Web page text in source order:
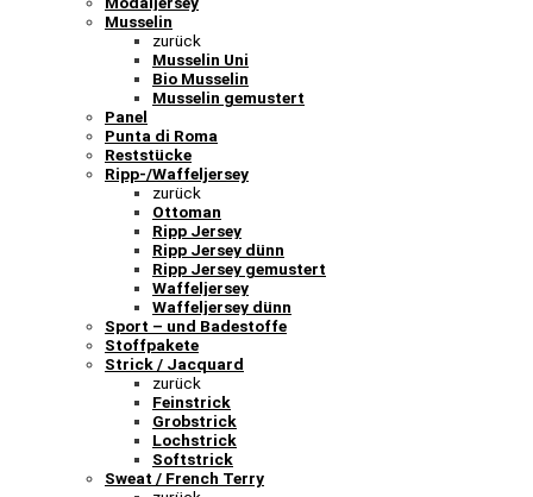
Musselin
zurück
Musselin Uni
Bio Musselin
Musselin gemustert
Panel
Punta di Roma
Reststücke
Ripp-/Waffeljersey
zurück
Ottoman
Ripp Jersey
Ripp Jersey dünn
Ripp Jersey gemustert
Waffeljersey
Waffeljersey dünn
Sport – und Badestoffe
Stoffpakete
Strick / Jacquard
zurück
Feinstrick
Grobstrick
Lochstrick
Softstrick
Sweat / French Terry